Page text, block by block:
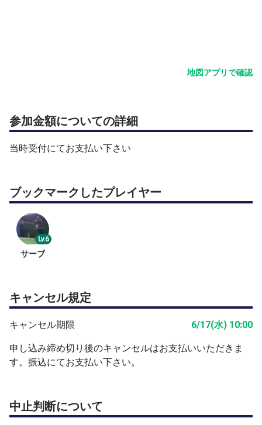
地図アプリで確認
参加金額についての詳細
当時受付にてお支払い下さい
ブックマークしたプレイヤー
Lv.6
サーブ
キャンセル規定
キャンセル期限 6/17(水) 10:00
申し込み締め切り後のキャンセルはお支払いいただきま
す。振込にてお支払い下さい。
中止判断について